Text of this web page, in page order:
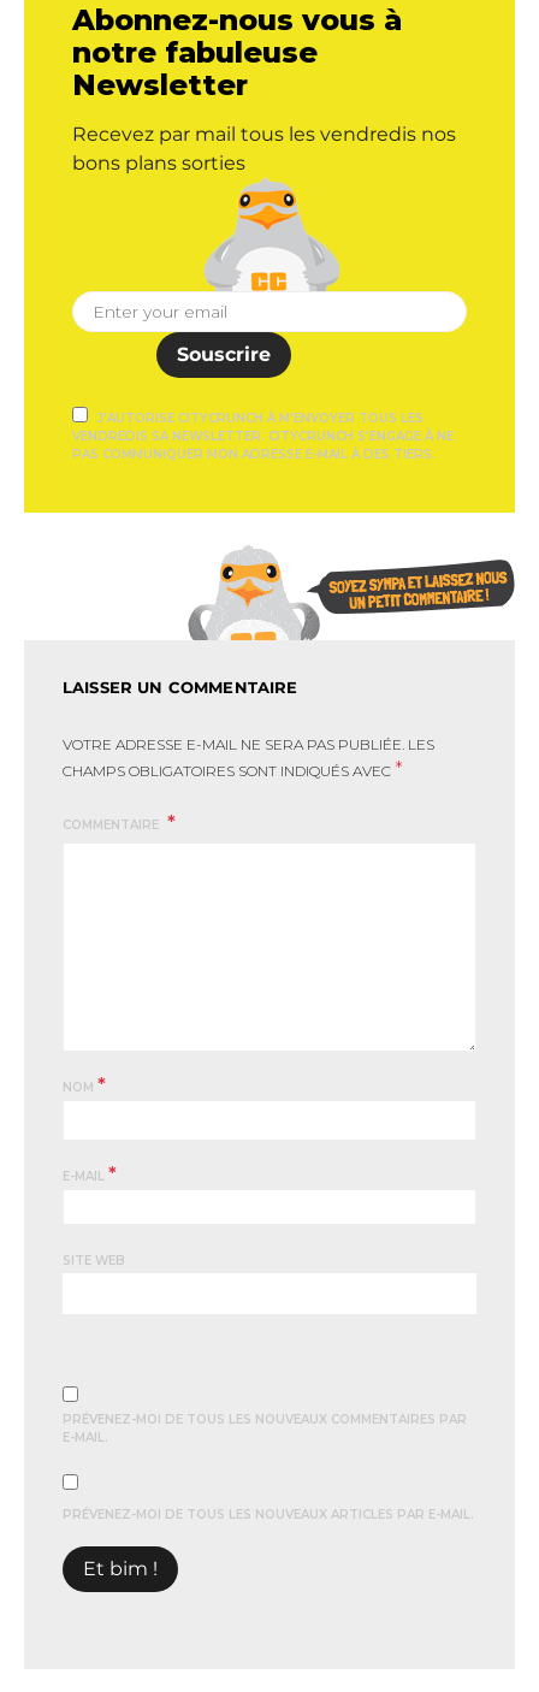
Abonnez-nous vous à
notre fabuleuse
Newsletter
Recevez par mail tous les vendredis nos
bons plans sorties
Souscrire
J'AUTORISE CITYCRUNCH À M'ENVOYER TOUS LES
VENDREDIS SA NEWSLETTER. CITYCRUNCH S'ENGAGE À NE
PAS COMMUNIQUER MON ADRESSE E-MAIL À DES TIERS.
LAISSER UN COMMENTAIRE
VOTRE ADRESSE E-MAIL NE SERA PAS PUBLIÉE. LES
CHAMPS OBLIGATOIRES SONT INDIQUÉS AVEC *
COMMENTAIRE
NOM *
E-MAIL *
SITE WEB
PRÉVENEZ-MOI DE TOUS LES NOUVEAUX COMMENTAIRES PAR
E-MAIL.
PRÉVENEZ-MOI DE TOUS LES NOUVEAUX ARTICLES PAR E-MAIL.